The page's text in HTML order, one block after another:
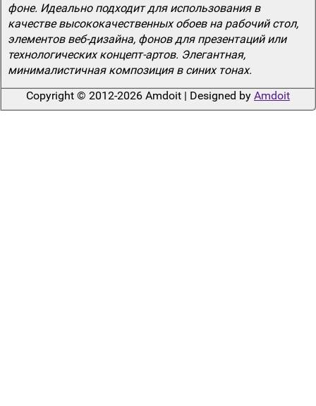
фоне. Идеально подходит для использования в
качестве высококачественных обоев на рабочий стол,
элементов веб-дизайна, фонов для презентаций или
технологических концепт-артов. Элегантная,
минималистичная композиция в синих тонах.
Copyright © 2012-2026 Amdoit | Designed by Amdoit